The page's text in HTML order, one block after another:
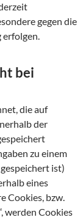
gegen die
bei
die auf
der
zu einem
ist)
eines
Cookies, bzw.
werden Cookies